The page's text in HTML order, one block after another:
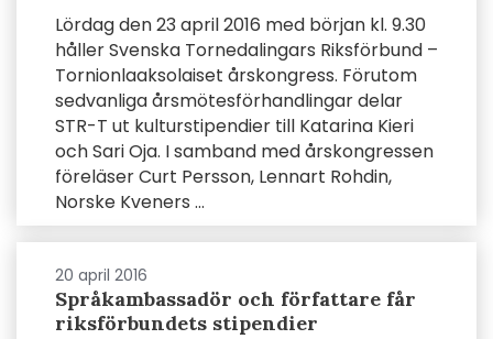
Lördag den 23 april 2016 med början kl. 9.30
håller Svenska Tornedalingars Riksförbund –
Tornionlaaksolaiset årskongress. Förutom
sedvanliga årsmötesförhandlingar delar
STR-T ut kulturstipendier till Katarina Kieri
och Sari Oja. I samband med årskongressen
föreläser Curt Persson, Lennart Rohdin,
Norske Kveners ...
20 april 2016
Språkambassadör och författare får
riksförbundets stipendier